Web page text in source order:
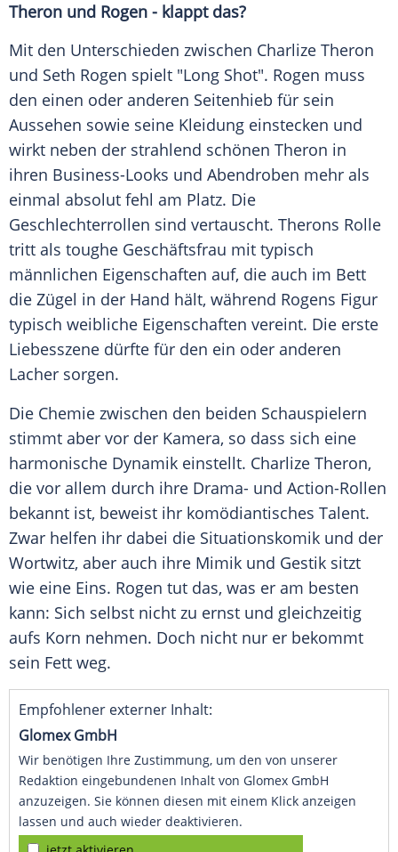
Theron und Rogen - klappt das?
Mit den Unterschieden zwischen Charlize Theron
und Seth Rogen spielt "Long Shot". Rogen muss
den einen oder anderen Seitenhieb für sein
Aussehen sowie seine Kleidung einstecken und
wirkt neben der strahlend schönen Theron in
ihren Business-Looks und Abendroben mehr als
einmal absolut fehl am Platz. Die
Geschlechterrollen sind vertauscht. Therons Rolle
tritt als toughe Geschäftsfrau mit typisch
männlichen Eigenschaften auf, die auch im Bett
die Zügel in der Hand hält, während Rogens Figur
typisch weibliche Eigenschaften vereint. Die erste
Liebesszene dürfte für den ein oder anderen
Lacher sorgen.
Die Chemie zwischen den beiden Schauspielern
stimmt aber vor der Kamera, so dass sich eine
harmonische Dynamik einstellt. Charlize Theron,
die vor allem durch ihre Drama- und Action-Rollen
bekannt ist, beweist ihr komödiantisches Talent.
Zwar helfen ihr dabei die Situationskomik und der
Wortwitz, aber auch ihre Mimik und Gestik sitzt
wie eine Eins. Rogen tut das, was er am besten
kann: Sich selbst nicht zu ernst und gleichzeitig
aufs Korn nehmen. Doch nicht nur er bekommt
sein Fett weg.
Empfohlener externer Inhalt:
Glomex GmbH
Wir benötigen Ihre Zustimmung, um den von unserer
Redaktion eingebundenen Inhalt von Glomex GmbH
anzuzeigen. Sie können diesen mit einem Klick anzeigen
lassen und auch wieder deaktivieren.